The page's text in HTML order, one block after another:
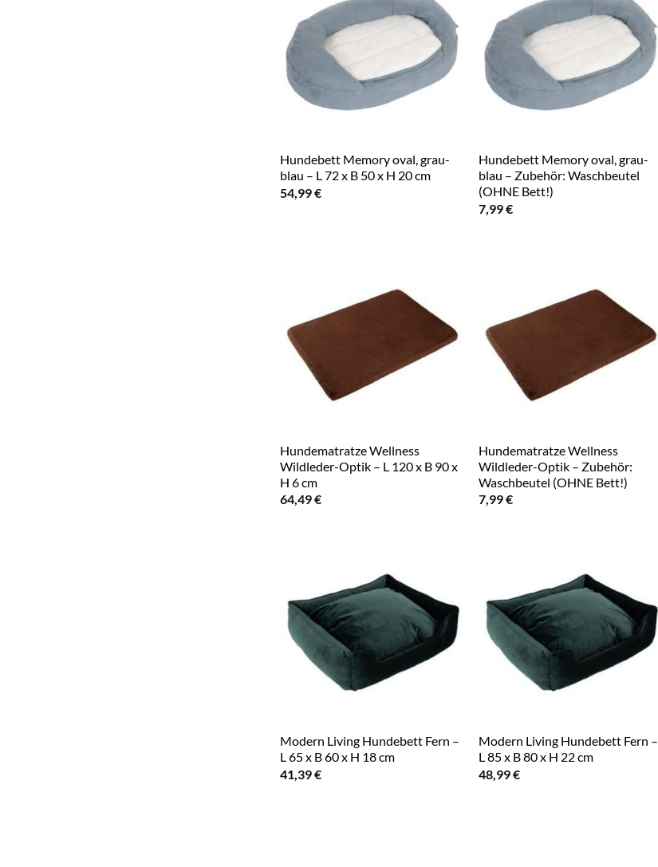
Hundebett Memory oval, grau-
blau – L 72 x B 50 x H 20 cm
54,99€
Hundebett Memory oval, grau-
blau – Zubehör: Waschbeutel
(OHNE Bett!)
7,99€
Hundematratze Wellness
Wildleder-Optik – L 120 x B 90 x
H 6 cm
64,49€
Hundematratze Wellness
Wildleder-Optik – Zubehör:
Waschbeutel (OHNE Bett!)
7,99€
Modern Living Hundebett Fern –
L 65 x B 60 x H 18 cm
41,39€
Modern Living Hundebett Fern –
L 85 x B 80 x H 22 cm
48,99€